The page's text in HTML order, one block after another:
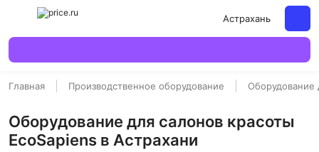
Астрахань
Главная Производственное оборудование Оборудование
Оборудование для салонов красоты
EcoSapiens в Астрахани